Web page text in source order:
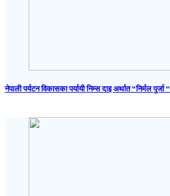
नेपाली पर्यटन विकासका पर्यायी निम्स दाइ अर्थात “निर्मल पुर्जा “